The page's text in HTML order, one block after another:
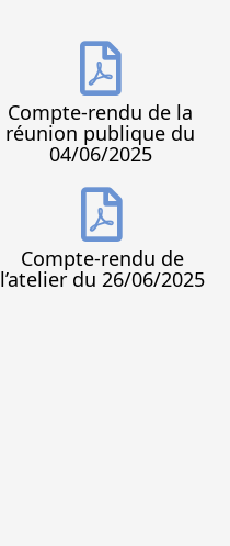
Compte-rendu de la
réunion publique du
04/06/2025
Compte-rendu de
l’atelier du 26/06/2025